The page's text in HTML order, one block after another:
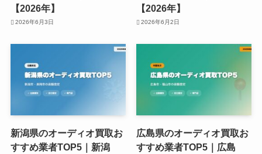
【2026年】
2026年6月3日
【2026年】
2026年6月2日
新潟県のオーディオ買取お
すすめ業者TOP5｜新潟
広島県のオーディオ買取お
すすめ業者TOP5｜広島